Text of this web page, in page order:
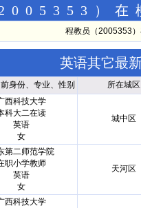
）在
程教员（2005353
英语其它最
身份、专业、性别 所在城区
西科技大学
科大二在读
英语
女
城中区
第二师范学院
职小学教师
英语
女
天河区
西科技大学